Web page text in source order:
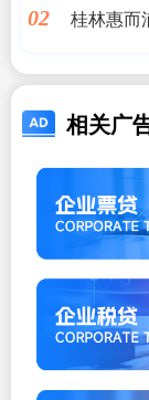
02
桂林惠而
相关广